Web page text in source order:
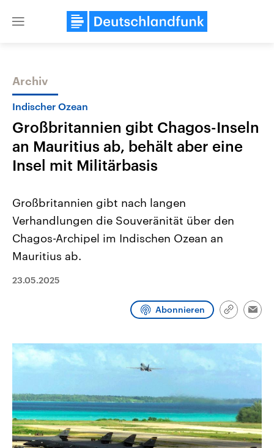
Close
Themen
2026
Alle Informationen
Sachsen-Anhalt wählt am 6.
September 2026 einen neuen
Landtag. Seit 2021 wird das
CDU, SPD und FDP regiert.-
Wahlprogramme, aktuelle Berichte
und Hintergründe zu den Parteien
und Kandidaten der anstehenden
Aktuelle Beiträge,
Hintergründe
Wirtschaftlich und
Programm Podcasts
Archiv
Indischer Ozean
Großbritannien gibt Chagos-Inseln
an Mauritius ab, behält aber eine
Insel mit Militärbasis
Großbritannien gibt nach langen
Verhandlungen die Souveränität über den
Chagos-Archipel im Indischen Ozean an
Mauritius ab.
23.05.2025
Abonnieren
Link